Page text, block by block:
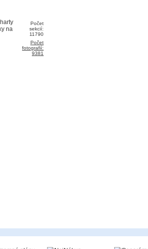
Počet
sekcií:
11790
Počet
fotografií:
9381